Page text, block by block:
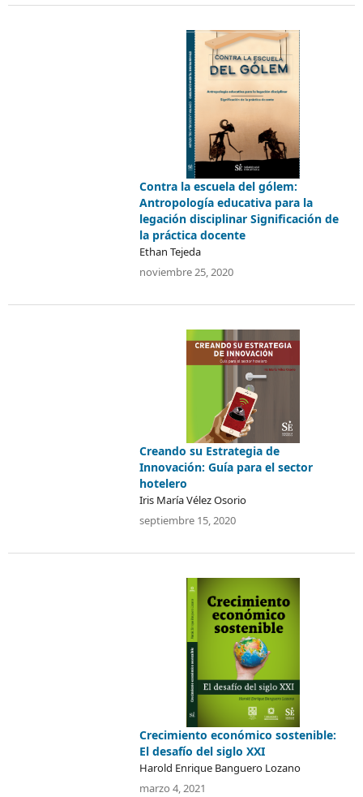
Contra la escuela del gólem:
Antropología educativa para la
legación disciplinar Significación de
la práctica docente
Ethan Tejeda
noviembre 25, 2020
Creando su Estrategia de
Innovación: Guía para el sector
hotelero
Iris María Vélez Osorio
septiembre 15, 2020
Crecimiento económico sostenible:
El desafío del siglo XXI
Harold Enrique Banguero Lozano
marzo 4, 2021